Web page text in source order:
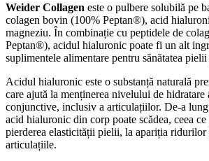
Weider Collagen este o pulbere solubilă pe
colagen bovin (100% Peptan®), acid
magneziu. În combinație cu peptidele de
Peptan®), acidul hialuronic poate fi un alt
suplimentele alimentare pentru sănătatea
Acidul hialuronic este o substanță naturală
care ajută la menținerea nivelului de
conjunctive, inclusiv a articulațiilor. De-a
acid hialuronic din corp poate scădea, ceea ce
pierderea elasticității pielii, la apariția ridurilor
articulațiile.